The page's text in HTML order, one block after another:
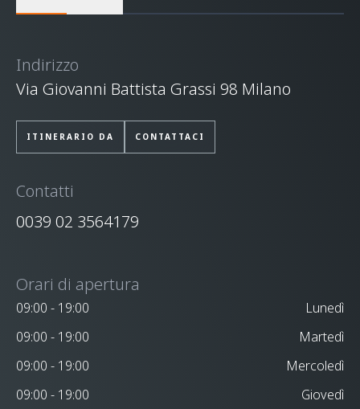
Indirizzo
Via Giovanni Battista Grassi 98 Milano
ITINERARIO DA CONTATTACI
Contatti
0039 02 3564179
Orari di apertura
09:00 - 19:00
Lunedì
09:00 - 19:00
Martedì
09:00 - 19:00
Mercoledì
09:00 - 19:00
Giovedì